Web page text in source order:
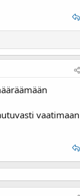
vaatimaan